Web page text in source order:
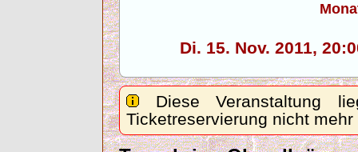
Di. 15. Nov. 2011,
Diese Veranstaltung
Ticketreservierung nicht